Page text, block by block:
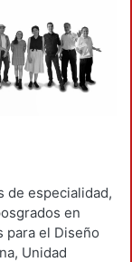
de especialidad,
en
para el Diseño
Unidad